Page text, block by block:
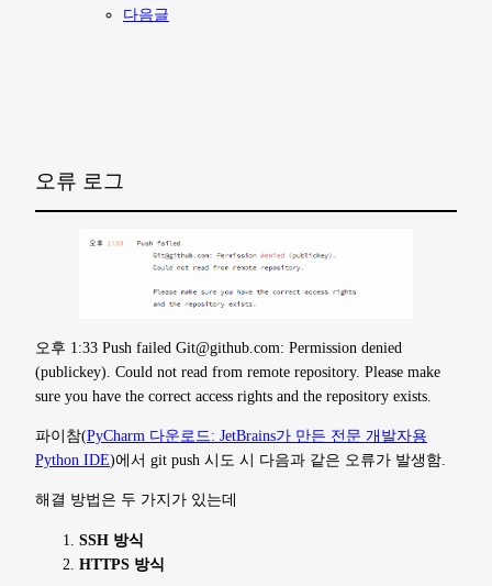
다음글
오류 로그
오후 1:33 Push failed Git@github.com: Permission denied
(publickey). Could not read from remote repository. Please make
sure you have the correct access rights and the repository exists.
파이참(PyCharm 다운로드: JetBrains가 만든 전문 개발자용
Python IDE)에서 git push 시도 시 다음과 같은 오류가 발생함.
해결 방법은 두 가지가 있는데
SSH 방식
HTTPS 방식